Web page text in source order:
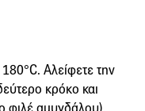
Αλείφετε την
κρόκο και